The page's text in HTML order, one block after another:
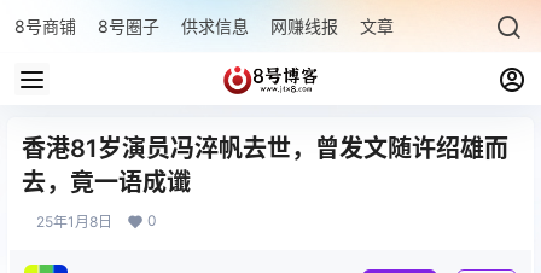
8号商铺 8号圈子 供求信息 网赚线报 文章专题 最新文章
香港81岁演员冯淬帆去世，曾发文随许绍雄而
去，竟一语成谶
25年1月8日 0